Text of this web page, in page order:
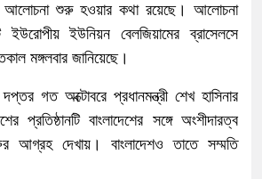
আলোচনা শুরু হওয়ার কথা রয়েছে। আলোচনা
ইউরোপীয় ইউনিয়ন বেলজিয়ামের ব্রাসেলসে
মঙ্গলবার জানিয়েছে।
গত অক্টোবরে প্রধানমন্ত্রী শেখ হাসিনার
বাংলাদেশের সঙ্গে অংশীদারত্ব
আগ্রহ দেখায়। বাংলাদেশও তাতে সম্মতি